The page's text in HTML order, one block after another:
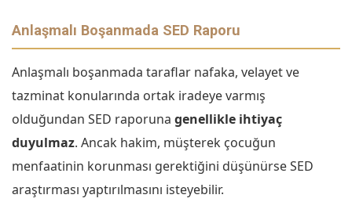
Anlaşmalı Boşanmada SED Raporu
Anlaşmalı boşanmada taraflar nafaka, velayet ve
tazminat konularında ortak iradeye varmış
olduğundan SED raporuna genellikle ihtiyaç
duyulmaz. Ancak hakim, müşterek çocuğun
menfaatinin korunması gerektiğini düşünürse SED
araştırması yaptırılmasını isteyebilir.